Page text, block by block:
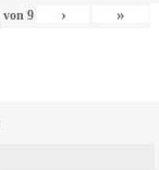
von9 › »